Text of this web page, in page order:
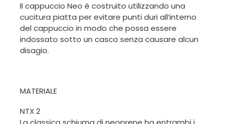
Il cappuccio Neo è costruito utilizzando una
cucitura piatta per evitare punti duri all’interno
del cappuccio in modo che possa essere
indossato sotto un casco senza causare alcun
disagio.
MATERIALE
NTX 2